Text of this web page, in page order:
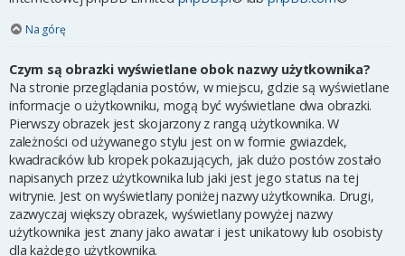
Na górę
Czym są obrazki wyświetlane obok nazwy użytkownika?
Na stronie przeglądania postów, w miejscu, gdzie są wyświetlane
informacje o użytkowniku, mogą być wyświetlane dwa obrazki.
Pierwszy obrazek jest skojarzony z rangą użytkownika. W
zależności od używanego stylu jest on w formie gwiazdek,
kwadracików lub kropek pokazujących, jak dużo postów zostało
napisanych przez użytkownika lub jaki jest jego status na tej
witrynie. Jest on wyświetlany poniżej nazwy użytkownika. Drugi,
zazwyczaj większy obrazek, wyświetlany powyżej nazwy
użytkownika jest znany jako awatar i jest unikatowy lub osobisty
dla każdego użytkownika.